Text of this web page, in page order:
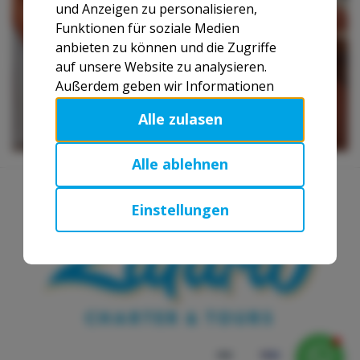
UNDER CONSTRUCTION - CHECK BACK SOON!***
und Anzeigen zu personalisieren,
Funktionen für soziale Medien
anbieten zu können und die Zugriffe
auf unsere Website zu analysieren.
Außerdem geben wir Informationen
zu Ihrer Verwendung unserer Website
an unsere Partner für soziale Medien,
Werbung und Analysen weiter. Unsere
Partner führen diese Informationen
möglicherweise mit weiteren Daten
zusammen, die Sie ihnen
bereitgestellt haben oder die sie im
Alle zulasen
Alle ablehnen
Einstellungen